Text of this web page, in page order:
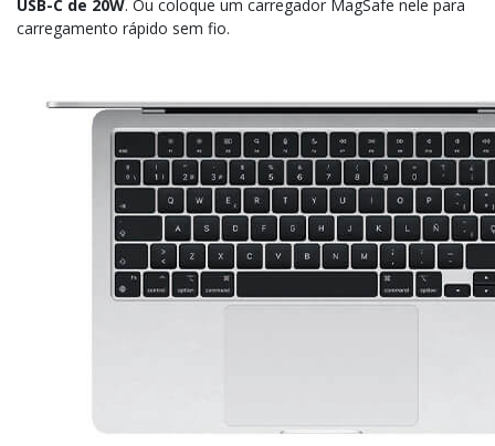
USB-C de 20W. Ou coloque um carregador MagSafe nele para
carregamento rápido sem fio.